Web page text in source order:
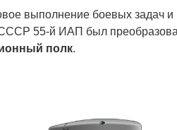
выполнение боевых задач
55-й ИАП был
полк.